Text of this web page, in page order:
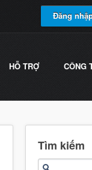
Đăng
HỖ TRỢ CÔNG
Tìm kiếm